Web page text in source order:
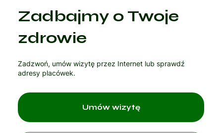
Zadbajmy o Twoje
zdrowie
Zadzwoń, umów wizytę przez Internet lub sprawdź
adresy placówek.
Umów wizytę